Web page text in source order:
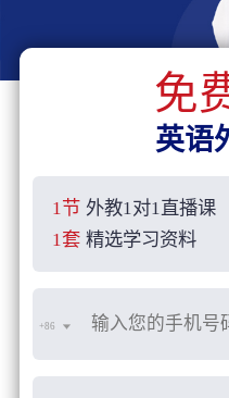
免
英语
1节 外教1对1直播课
1套 精选学习资料
+86